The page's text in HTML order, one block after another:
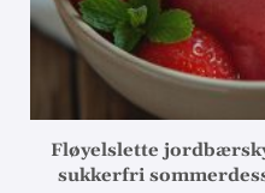
Fløyelslette
sukkerfri